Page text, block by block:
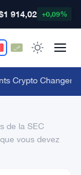
914,02 +0,09%
Crypto Changent
de la SEC
vous devez